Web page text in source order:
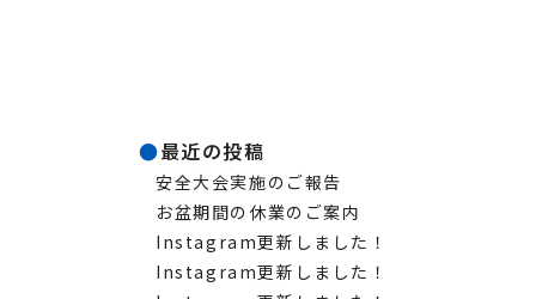
最近の投稿
安全大会実施のご報告
お盆期間の休業のご案内
Instagram更新しました！
Instagram更新しました！